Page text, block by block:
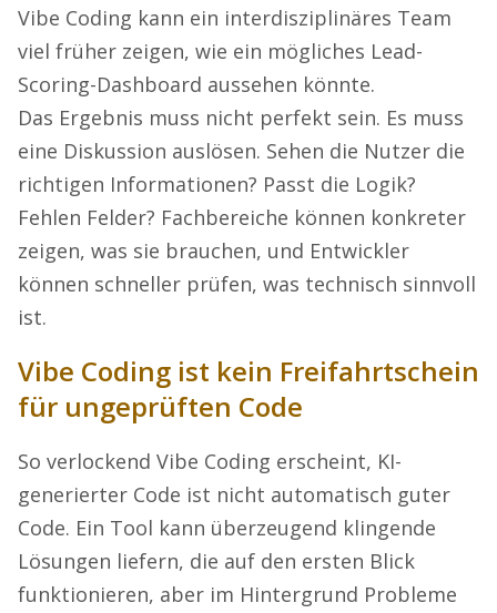
Vibe Coding kann ein interdisziplinäres Team
viel früher zeigen, wie ein mögliches Lead-
Scoring-Dashboard aussehen könnte.
Das Ergebnis muss nicht perfekt sein. Es muss
eine Diskussion auslösen. Sehen die Nutzer die
richtigen Informationen? Passt die Logik?
Fehlen Felder? Fachbereiche können konkreter
zeigen, was sie brauchen, und Entwickler
können schneller prüfen, was technisch sinnvoll
ist.
Vibe Coding ist kein Freifahrtschein
für ungeprüften Code
So verlockend Vibe Coding erscheint, KI-
generierter Code ist nicht automatisch guter
Code. Ein Tool kann überzeugend klingende
Lösungen liefern, die auf den ersten Blick
funktionieren, aber im Hintergrund Probleme